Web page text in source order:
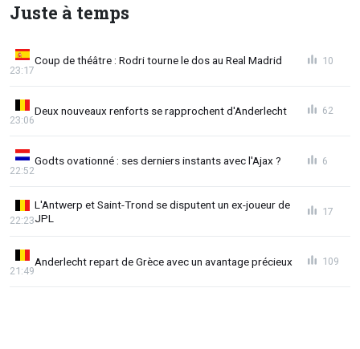
Juste à temps
Coup de théâtre : Rodri tourne le dos au Real Madrid
23:17
10
Deux nouveaux renforts se rapprochent d'Anderlecht
23:06
62
Godts ovationné : ses derniers instants avec l'Ajax ?
22:52
6
L'Antwerp et Saint-Trond se disputent un ex-joueur de
JPL
22:23
17
Anderlecht repart de Grèce avec un avantage précieux
21:49
109